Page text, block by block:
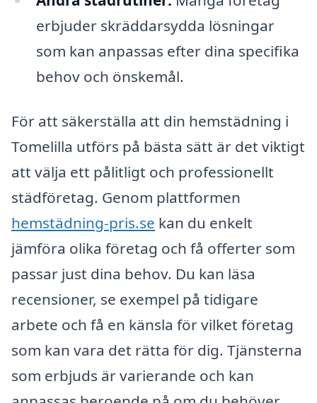
erbjuder skräddarsydda lösningar
som kan anpassas efter dina specifika
behov och önskemål.
För att säkerställa att din hemstädning i
Tomelilla utförs på bästa sätt är det viktigt
att välja ett pålitligt och professionellt
städföretag. Genom plattformen
hemstädning-pris.se kan du enkelt
jämföra olika företag och få offerter som
passar just dina behov. Du kan läsa
recensioner, se exempel på tidigare
arbete och få en känsla för vilket företag
som kan vara det rätta för dig. Tjänsterna
som erbjuds är varierande och kan